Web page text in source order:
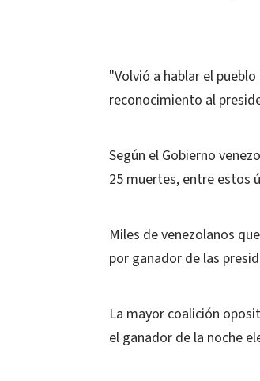
"Volvió a hablar el
reconocimiento al
Según el Gobierno
25 muertes, entre estos
Miles de venezolanos
por ganador de las
La mayor coalición
el ganador de la noche